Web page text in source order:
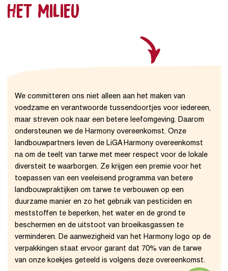
HET MILIEU
We committeren ons niet alleen aan het maken van
voedzame en verantwoorde tussendoortjes voor iedereen,
maar streven ook naar een betere leefomgeving. Daarom
ondersteunen we de Harmony overeenkomst. Onze
landbouwpartners leven de LiGA Harmony overeenkomst
na om de teelt van tarwe met meer respect voor de lokale
diversteit te waarborgen. Ze krijgen een premie voor het
toepassen van een veeleisend programma van betere
landbouwpraktijken om tarwe te verbouwen op een
duurzame manier en zo het gebruik van pesticiden en
meststoffen te beperken, het water en de grond te
beschermen en de uitstoot van broeikasgassen te
verminderen. De aanwezigheid van het Harmony logo op de
verpakkingen staat ervoor garant dat 70% van de tarwe
van onze koekjes geteeld is volgens deze overeenkomst.